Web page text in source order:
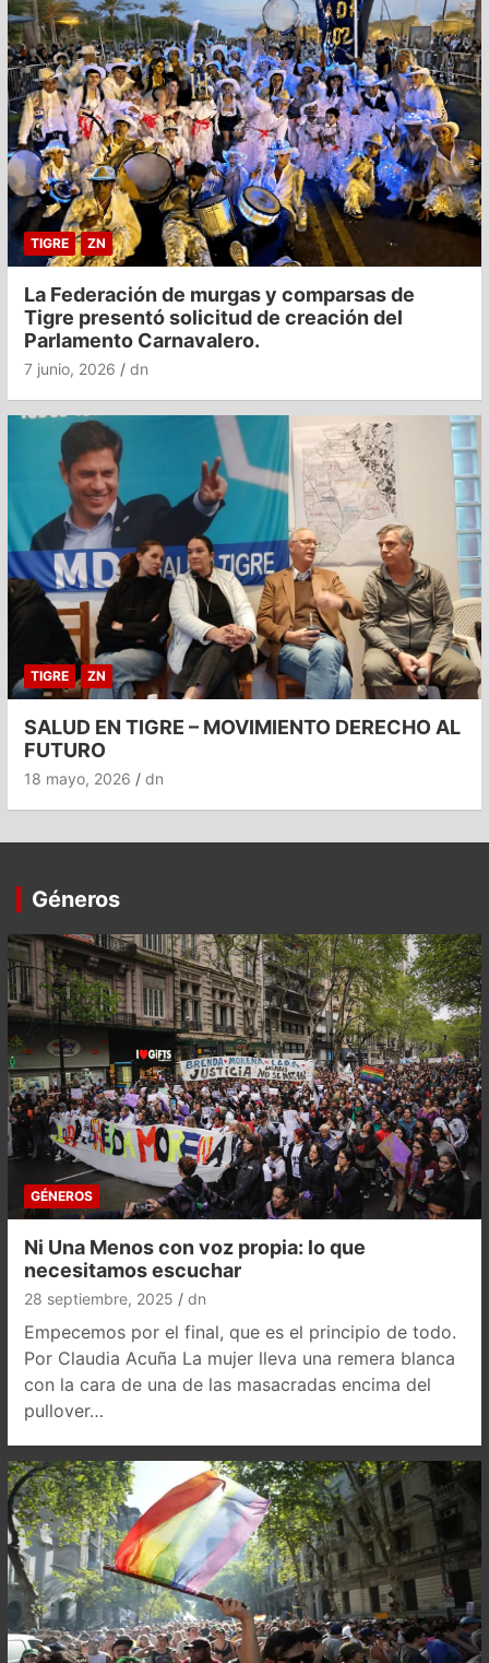
TIGRE ZN
La Federación de murgas y comparsas de
Tigre presentó solicitud de creación del
Parlamento Carnavalero.
7 junio, 2026 dn
TIGRE ZN
SALUD EN TIGRE – MOVIMIENTO DERECHO AL
FUTURO
18 mayo, 2026 dn
Géneros
GÉNEROS
Ni Una Menos con voz propia: lo que
necesitamos escuchar
28 septiembre, 2025 dn
Empecemos por el final, que es el principio de todo.
Por Claudia Acuña La mujer lleva una remera blanca
con la cara de una de las masacradas encima del
pullover…